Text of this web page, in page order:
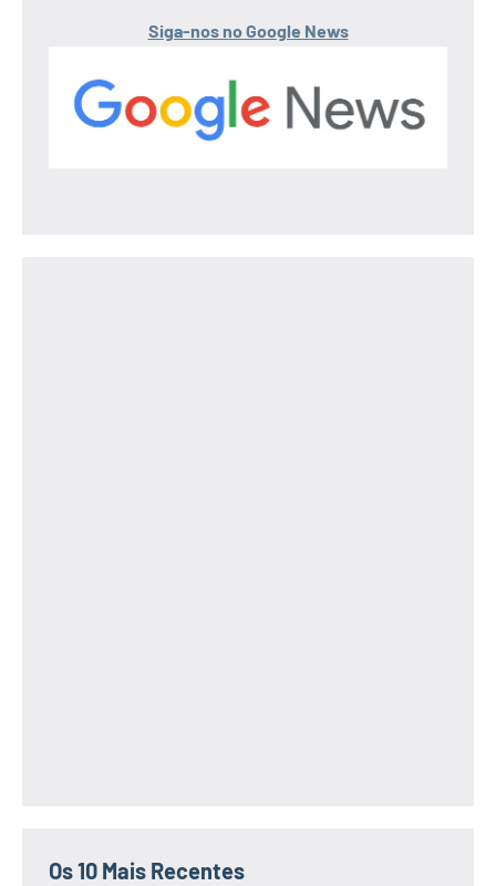
Siga-nos no Google News
Os 10 Mais Recentes